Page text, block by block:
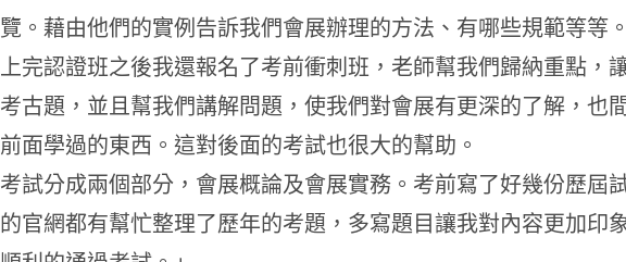
覽。藉由他們的實例告訴我們會展辦理的方法、有哪些規範等等。
上完認證班之後我還報名了考前衝刺班，老師幫我們歸納重點，
考古題，並且幫我們講解問題，使我們對會展有更深的了解，也
前面學過的東西。這對後面的考試也很大的幫助。
考試分成兩個部分，會展概論及會展實務。考前寫了好幾份歷屆
的官網都有幫忙整理了歷年的考題，多寫題目讓我對內容更加印